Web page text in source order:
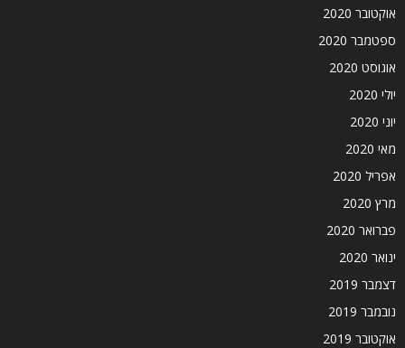
אוקטובר 2020
ספטמבר 2020
אוגוסט 2020
יולי 2020
יוני 2020
מאי 2020
אפריל 2020
מרץ 2020
פברואר 2020
ינואר 2020
דצמבר 2019
נובמבר 2019
אוקטובר 2019